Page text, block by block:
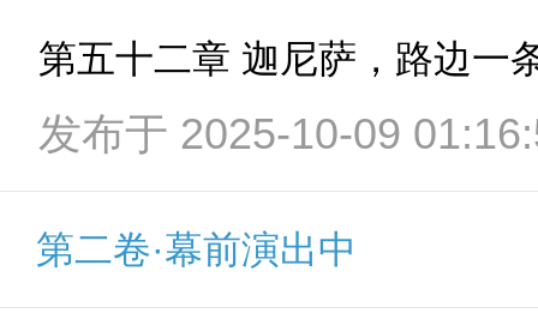
第五十二章 迦尼萨，路边一
发布于 2025-10-09
第二卷·幕前演出中